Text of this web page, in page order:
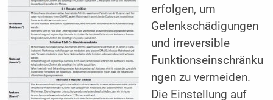
erfolgen, um
Gelenkschädigungen
und irreversible
Funktionseinschränku
ngen zu vermeiden.
Die Einstellung auf